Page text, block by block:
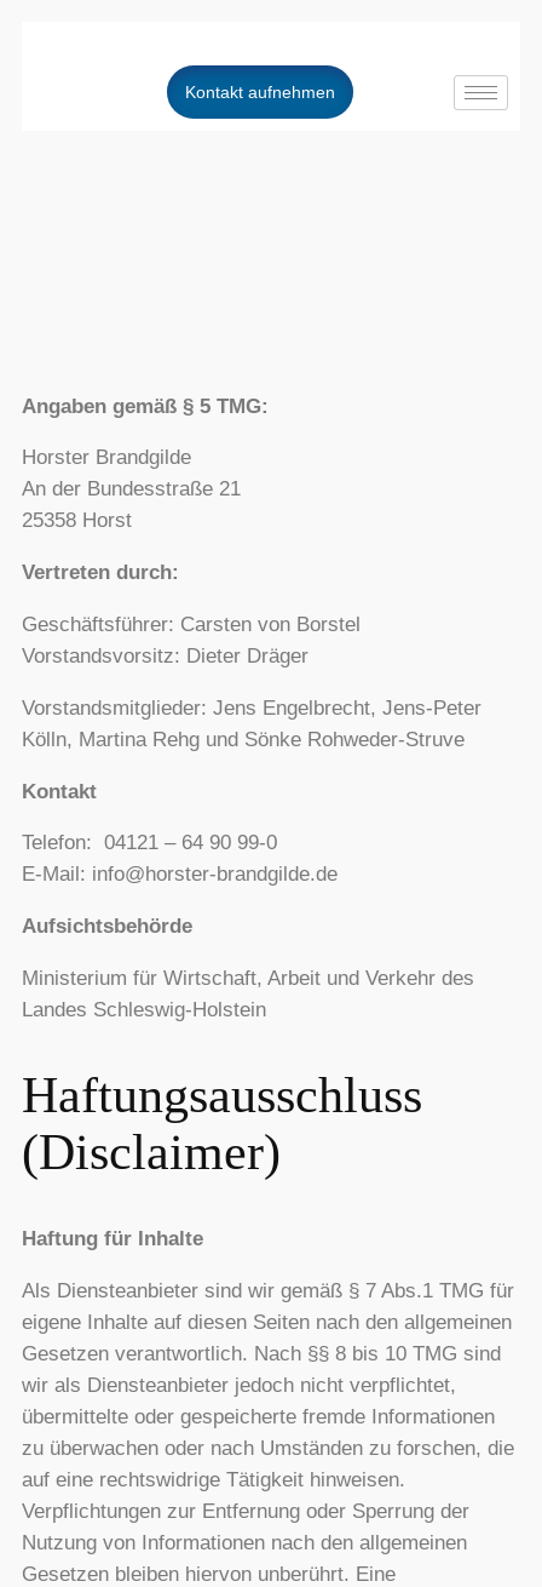
Kontakt aufnehmen
Angaben gemäß § 5 TMG:
Horster Brandgilde
An der Bundesstraße 21
25358 Horst
Vertreten durch:
Geschäftsführer: Carsten von Borstel
Vorstandsvorsitz: Dieter Dräger
Vorstandsmitglieder: Jens Engelbrecht, Jens-Peter
Kölln, Martina Rehg und Sönke Rohweder-Struve
Kontakt
Telefon: 04121 – 64 90 99-0
E-Mail: info@horster-brandgilde.de
Aufsichtsbehörde
Ministerium für Wirtschaft, Arbeit und Verkehr des
Landes Schleswig-Holstein
Haftungsausschluss
(Disclaimer)
Haftung für Inhalte
Als Diensteanbieter sind wir gemäß § 7 Abs.1 TMG für
eigene Inhalte auf diesen Seiten nach den allgemeinen
Gesetzen verantwortlich. Nach §§ 8 bis 10 TMG sind
wir als Diensteanbieter jedoch nicht verpflichtet,
übermittelte oder gespeicherte fremde Informationen
zu überwachen oder nach Umständen zu forschen, die
auf eine rechtswidrige Tätigkeit hinweisen.
Verpflichtungen zur Entfernung oder Sperrung der
Nutzung von Informationen nach den allgemeinen
Gesetzen bleiben hiervon unberührt. Eine